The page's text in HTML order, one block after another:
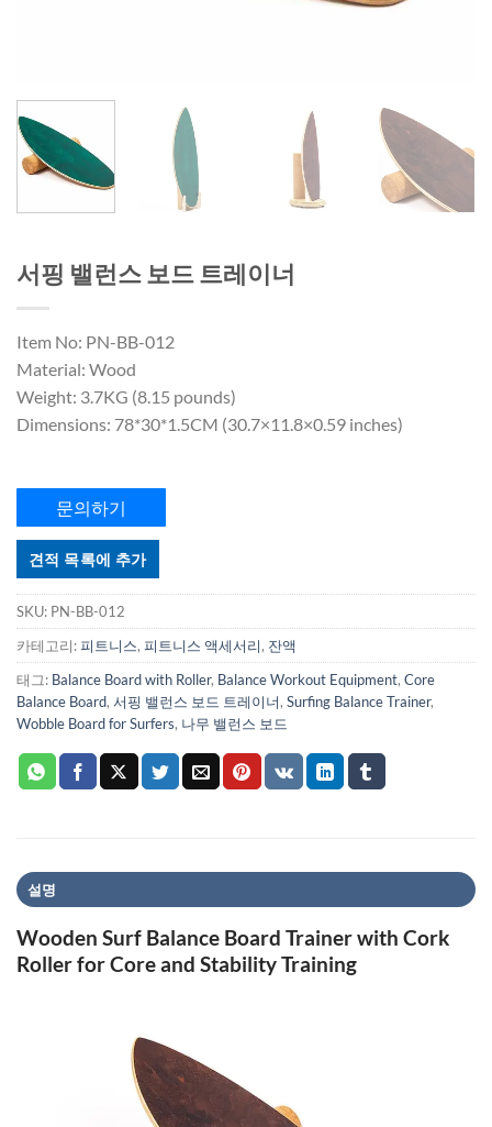
서핑 밸런스 보드 트레이너
Item No: PN-BB-012
Material: Wood
Weight: 3.7KG (8.15 pounds)
Dimensions: 78*30*1.5CM (30.7×11.8×0.59 inches)
문의하기
견적 목록에 추가
SKU: PN-BB-012
카테고리:피트니스, 피트니스 액세서리, 잔액
태그: Balance Board with Roller, Balance Workout Equipment, Core
Balance Board, 서핑 밸런스 보드 트레이너, Surfing Balance Trainer,
Wobble Board for Surfers, 나무 밸런스 보드
설명
Wooden Surf Balance Board Trainer with Cork
Roller for Core and Stability Training